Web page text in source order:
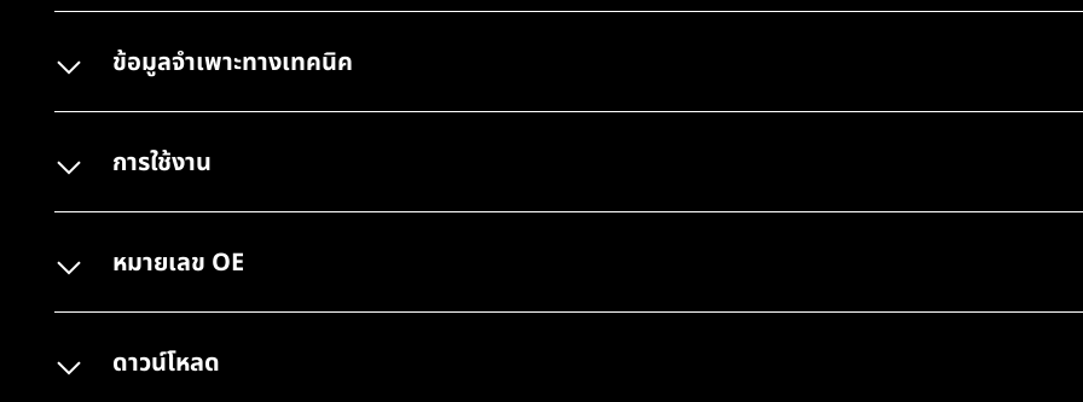
ข้อมูลจำเพาะทางเทคนิค
การใช้งาน
หมายเลข OE
ดาวน์โหลด